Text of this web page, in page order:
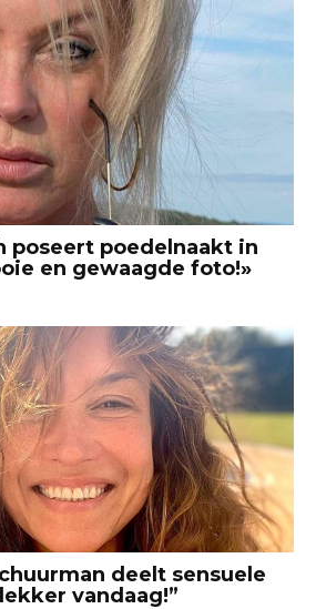
poseert poedelnaakt in
en gewaagde foto!»
deelt sensuele
vandaag!”